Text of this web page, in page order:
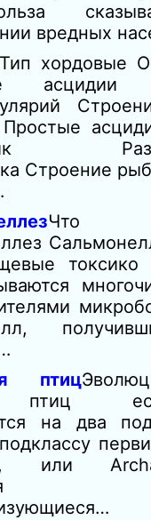
вредных
Тип хордовые
асцидии
Строение
Что
токсико
птиц
на два
или